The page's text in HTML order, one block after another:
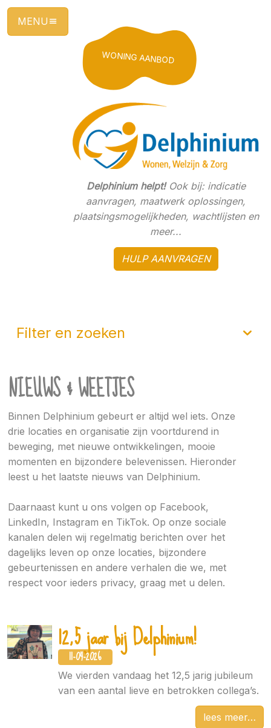
Ga
direct
naar
WONING AANBOD
Delphinium helpt! Ook bij: indicatie
aanvragen, maatwerk oplossingen,
plaatsingsmogelijkheden, wachtlijsten en
meer...
HULP AANVRAGEN
filter en zoeken
NIEUWS & WEETJES
Binnen Delphinium gebeurt er altijd wel iets. Onze
drie locaties en organisatie zijn voortdurend in
beweging, met nieuwe ontwikkelingen, mooie
momenten en bijzondere belevenissen. Hieronder
leest u het laatste nieuws van Delphinium.
Daarnaast kunt u ons volgen op Facebook,
LinkedIn, Instagram en TikTok. Op onze sociale
kanalen delen wij regelmatig berichten over het
dagelijks leven op onze locaties, bijzondere
gebeurtenissen en andere verhalen die we, met
respect voor ieders privacy, graag met u delen.
12,5 jaar bij Delphinium!
11-04-2026
We vierden vandaag het 12,5 jarig jubileum
van een aantal lieve en betrokken collega’s.
lees meer